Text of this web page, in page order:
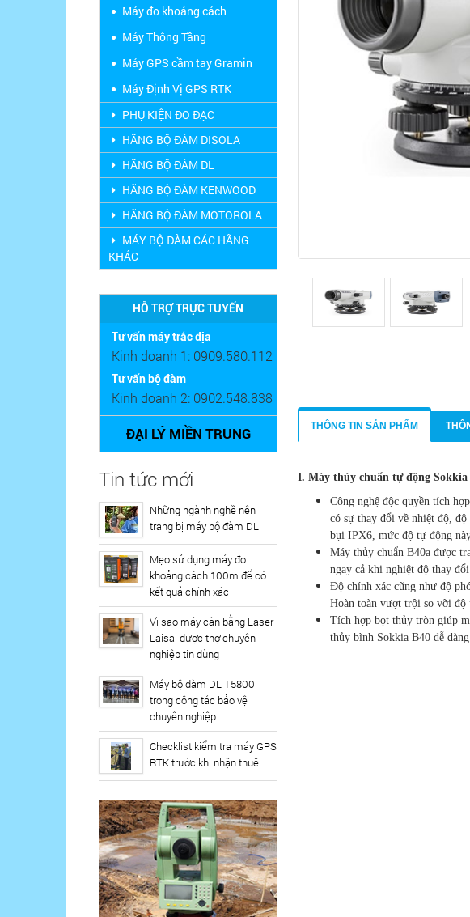
Máy đo khoảng cách
Máy Thông Tầng
Máy GPS cầm tay Gramin
Máy Định Vị GPS RTK
PHỤ KIỆN ĐO ĐẠC
HÃNG BỘ ĐÀM DISOLA
HÃNG BỘ ĐÀM DL
HÃNG BỘ ĐÀM KENWOOD
HÃNG BỘ ĐÀM MOTOROLA
MÁY BỘ ĐÀM CÁC HÃNG
KHÁC
HỖ TRỢ TRỰC TUYẾN
Tư vấn máy trắc địa
Kinh doanh 1: 0909.580.112
Tư vấn bộ đàm
Kinh doanh 2: 0902.548.838
ĐẠI LÝ MIỀN TRUNG
Tin tức mới
Những ngành nghề nên
trang bị máy bộ đàm DL
Mẹo sử dụng máy đo
khoảng cách 100m để có
kết quả chính xác
Vì sao máy cân bằng Laser
Laisai được thợ chuyên
nghiệp tin dùng
Máy bộ đàm DL T5800
trong công tác bảo vệ
chuyên nghiệp
Checklist kiểm tra máy GPS
RTK trước khi nhận thuê
THÔNG TIN SẢN PHẨM
I. Máy thủy chuẩn tự động Sokkia
Công nghệ độc quyền tích
có sự thay đổi về nhiệt độ,
bụi IPX6, mức độ tự động
Máy thủy chuẩn B40a được
ngay cả khi nghiệt độ thay
Độ chính xác cũng như độ
Hoàn toàn vượt trội so vỡi độ
Tích hợp bọt thủy tròn giúp
thủy bình Sokkia B40 dễ